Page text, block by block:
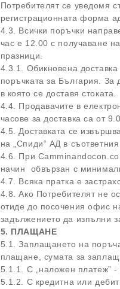
Потребителят се уведомя
регистрационната форма
4.3. Всички поръчки
час е 12.00 с получаване
празници.
4.3.1. Обикновена
поръчката за България. За
в която се доставя стоката.
4.4. Продавачите в
часове за доставка са от
4.5. Доставката се
на „Спиди“ АД в
4.6. При
начин обвързан с
4.7. Всяка пратка е
4.8. Ако Потребителят не
отиде до посочения офис
задължението да изпълни
5. ПЛАЩАНЕ
5.1. Заплащането на
плащане, сумата за
5.1.1. С „наложен платеж”
5.1.2. С кредитна или